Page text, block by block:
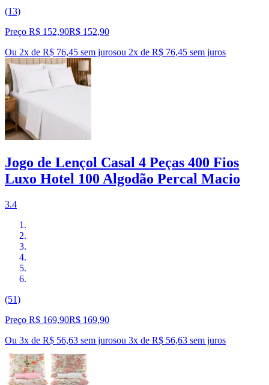
(13)
Preço R$ 152,90R$ 152,90
Ou 2x de R$ 76,45 sem jurosou 2x de R$ 76,45 sem juros
Jogo de Lençol Casal 4 Peças 400 Fios
Luxo Hotel 100 Algodão Percal Macio
3.4
(51)
Preço R$ 169,90R$ 169,90
Ou 3x de R$ 56,63 sem jurosou 3x de R$ 56,63 sem juros